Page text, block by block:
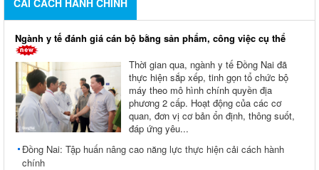
Ngành y tế đánh giá cán bộ bằng sản phẩm, công việc cụ thể
Thời gian qua, ngành y tế Đồng Nai đã
thực hiện sắp xếp, tinh gọn tổ chức bộ
máy theo mô hình chính quyền địa
phương 2 cấp. Hoạt động của các cơ
quan, đơn vị cơ bản ổn định, thông suốt,
đáp ứng yêu...
Đồng Nai: Tập huấn nâng cao năng lực thực hiện cải cách hành
chính